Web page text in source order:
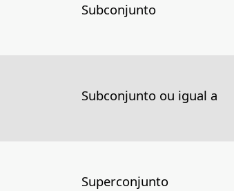
Subconjunto
Subconjunto ou igual a
Superconjunto